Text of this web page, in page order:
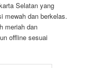
Selatan yang
mewah dan berkelas.
meriah dan
offline sesuai